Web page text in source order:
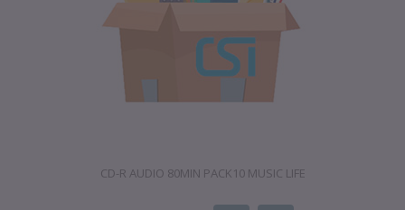
CD-R AUDIO 80MIN PACK10 MUSIC LIFE